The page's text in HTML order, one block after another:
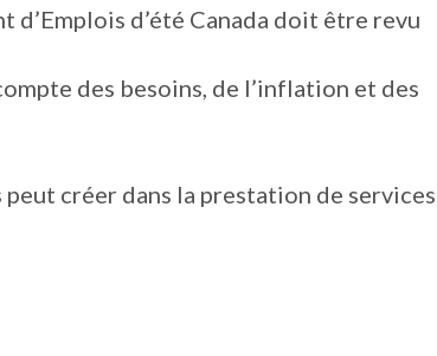
d’été Canada doit être revu
des besoins, de l’inflation et des
créer dans la prestation de services